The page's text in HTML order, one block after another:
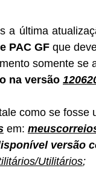
a última
PAC GF que
somente se
na versão
como se fosse
em:
versão
Utilitários;